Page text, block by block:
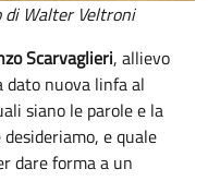
Walter Veltroni
Scarvaglieri, allievo
dato nuova linfa al
siano le parole e la
e quale
dare forma a un